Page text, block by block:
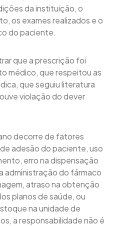
da instituição, o
os exames realizados e o
do paciente.
que a prescrição foi
médico, que respeitou as
que seguiu literatura
violação do dever
decorre de fatores
adesão do paciente, uso
erro na dispensação
administração do fármaco
atraso na obtenção
planos de saúde, ou
na unidade de
a responsabilidade não é